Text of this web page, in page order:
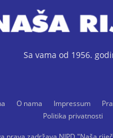
Sa vama od 1956.
O nama Impressum
Politika privatnosti